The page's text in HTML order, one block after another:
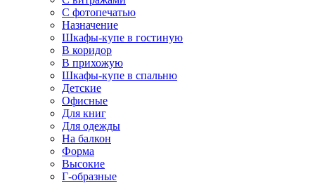
С фотопечатью
Назначение
Шкафы-купе в гостиную
В коридор
В прихожую
Шкафы-купе в спальню
Детские
Офисные
Для книг
Для одежды
На балкон
Форма
Высокие
Г-образные